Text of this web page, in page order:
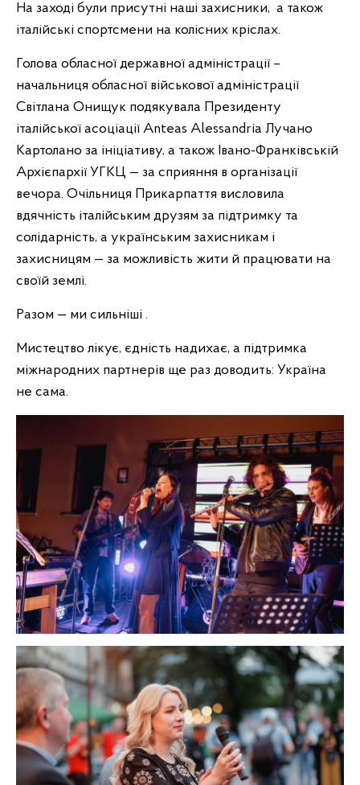
На заході були присутні наші захисники, а також
італійські спортсмени на колісних кріслах.
Голова обласної державної адміністрації –
начальниця обласної військової адміністрації
Світлана Онищук подякувала Президенту
італійської асоціації Anteas Alessandria Лучано
Картолано за ініціативу, а також Івано-Франківській
Архієпархії УГКЦ — за сприяння в організації
вечора. Очільниця Прикарпаття висловила
вдячність італійським друзям за підтримку та
солідарність, а українським захисникам і
захисницям — за можливість жити й працювати на
своїй землі.
Разом — ми сильніші .
Мистецтво лікує, єдність надихає, а підтримка
міжнародних партнерів ще раз доводить: Україна
не сама.